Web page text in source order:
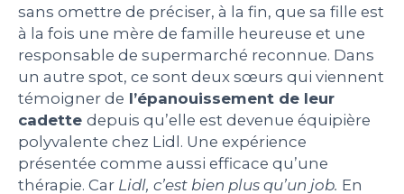
sans omettre de préciser, à la fin, que sa fille est
à la fois une mère de famille heureuse et une
responsable de supermarché reconnue. Dans
un autre spot, ce sont deux sœurs qui viennent
témoigner de l’épanouissement de leur
cadette depuis qu’elle est devenue équipière
polyvalente chez Lidl. Une expérience
présentée comme aussi efficace qu’une
thérapie. Car Lidl, c’est bien plus qu’un job. En